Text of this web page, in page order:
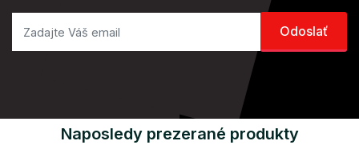
Naposledy prezerané produkty